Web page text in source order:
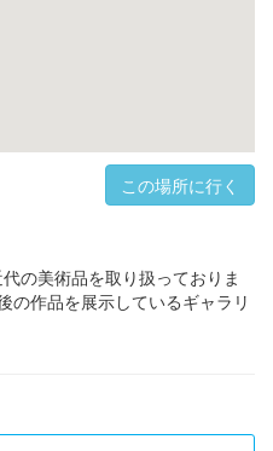
この場所に行く
の美術品を取り扱っておりま
の作品を展示しているギャラリ